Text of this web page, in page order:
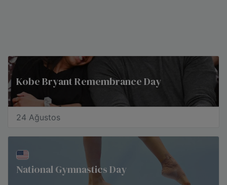
Kobe Bryant Remembrance Day
24 Ağustos
National Gymnastics Day